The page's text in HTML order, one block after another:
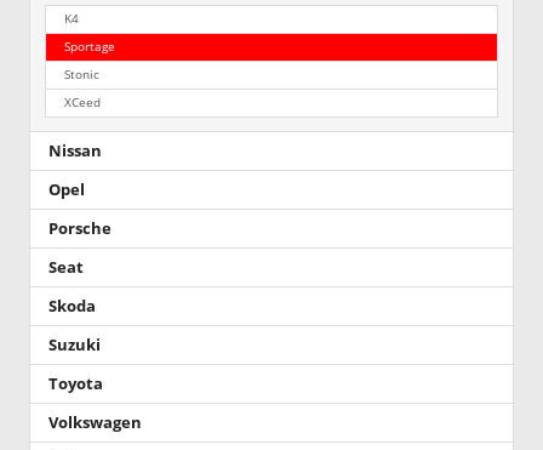
K4
Sportage
Stonic
XCeed
Nissan
Opel
Porsche
Seat
Skoda
Suzuki
Toyota
Volkswagen